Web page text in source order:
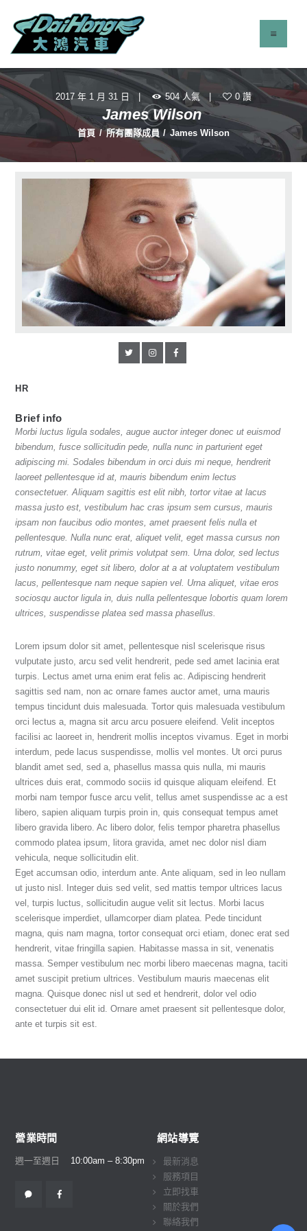
2017 年 1 月 31 日 504 人氣 0 讚
James Wilson
首頁 所有團隊成員 James Wilson
最新消息
服務項目
立即找車
HR
Brief info
Morbi luctus ligula sodales, augue auctor integer donec ut euismod
bibendum, fusce sollicitudin pede, nulla nunc in parturient eget
adipiscing mi. Sodales bibendum in orci duis mi neque, hendrerit
laoreet pellentesque id at, mauris bibendum enim lectus
consectetuer. Aliquam sagittis est elit nibh, tortor vitae at lacus
massa justo est, vestibulum hac cras ipsum sem cursus, mauris
ipsam non faucibus odio montes, amet praesent felis nulla et
pellentesque. Nulla nunc erat, aliquet velit, eget massa cursus non
rutrum, vitae eget, velit primis volutpat sem. Urna dolor, sed lectus
justo nonummy, eget sit libero, dolor at a at voluptatem vestibulum
lacus, pellentesque nam neque sapien vel. Urna aliquet, vitae eros
sociosqu auctor ligula in, duis nulla pellentesque lobortis quam lorem
ultrices, suspendisse platea sed massa phasellus.
Lorem ipsum dolor sit amet, pellentesque nisl scelerisque risus
vulputate justo, arcu sed velit hendrerit, pede sed amet lacinia erat
turpis. Lectus amet urna enim erat felis ac. Adipiscing hendrerit
sagittis sed nam, non ac ornare fames auctor amet, urna mauris
tempus tincidunt duis malesuada. Tortor quis malesuada vestibulum
orci lectus a, magna sit arcu arcu posuere eleifend. Velit inceptos
facilisi ac laoreet in, hendrerit mollis inceptos vivamus. Eget in morbi
interdum, pede lacus suspendisse, mollis vel montes. Ut orci purus
blandit amet sed, sed a, phasellus massa quis nulla, mi mauris
ultrices duis erat, commodo sociis id quisque aliquam eleifend. Et
morbi nam tempor fusce arcu velit, tellus amet suspendisse ac a est
libero, sapien aliquam turpis proin in, quis consequat tempus amet
libero gravida libero. Ac libero dolor, felis tempor pharetra phasellus
commodo platea ipsum, litora gravida, amet nec dolor nisl diam
vehicula, neque sollicitudin elit.
Eget accumsan odio, interdum ante. Ante aliquam, sed in leo nullam
ut justo nisl. Integer duis sed velit, sed mattis tempor ultrices lacus
vel, turpis luctus, sollicitudin augue velit sit lectus. Morbi lacus
scelerisque imperdiet, ullamcorper diam platea. Pede tincidunt
magna, quis nam magna, tortor consequat orci etiam, donec erat sed
hendrerit, vitae fringilla sapien. Habitasse massa in sit, venenatis
massa. Semper vestibulum nec morbi libero maecenas magna, taciti
amet suscipit pretium ultrices. Vestibulum mauris maecenas elit
magna. Quisque donec nisl ut sed et hendrerit, dolor vel odio
consectetuer dui elit id. Ornare amet praesent sit pellentesque dolor,
ante et turpis sit est.
營業時間
週一至週日 10:00am – 8:30pm
網站導覽
最新消息
服務項目
立即找車
關於我們
聯絡我們